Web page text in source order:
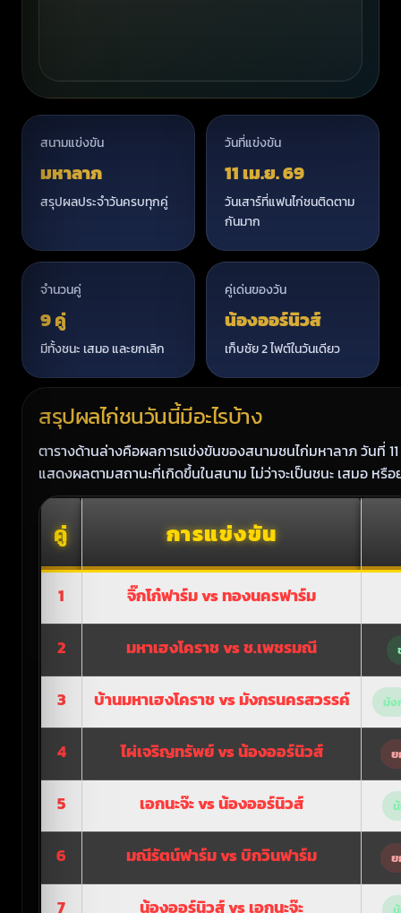
สนามแข่งขัน
มหาลาภ
สรุปผลประจำวันครบทุกคู่
วันที่แข่งขัน
11 เม.ย. 69
วันเสาร์ที่แฟนไก่ชนติดตาม
กันมาก
จำนวนคู่
9 คู่
มีทั้งชนะ เสมอ และยกเลิก
คู่เด่นของวัน
น้องออร์นิวส์
เก็บชัย 2 ไฟต์ในวันเดียว
สรุปผลไก่ชนวันนี้มีอะไรบ้าง
ตารางด้านล่างคือผลการแข่งขันของสนามชนไก่มหาลาภ วันที่
แสดงผลตามสถานะที่เกิดขึ้นในสนาม ไม่ว่าจะเป็นชนะ เสมอ หรื
คู่ การแข่งขัน
1 จิ๊กโก๋ฟาร์ม vs ทองนครฟาร์ม
2 มหาเฮงโคราช vs ช.เพชรมณี
3 บ้านมหาเฮงโคราช vs มังกรนครสวรรค์ มัง
4 ไผ่เจริญทรัพย์ vs น้องออร์นิวส์ ย
5 เอกนะจ๊ะ vs น้องออร์นิวส์
6 มณีรัตน์ฟาร์ม vs บิกวินฟาร์ม ย
7 น้องออร์นิวส์ vs เอกนะจ๊ะ